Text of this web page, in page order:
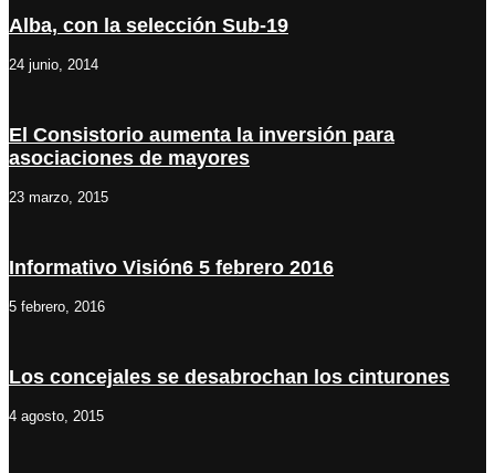
Alba, con la selección Sub-19
24 junio, 2014
El Consistorio aumenta la inversión para
asociaciones de mayores
23 marzo, 2015
Informativo Visión6 5 febrero 2016
5 febrero, 2016
Los concejales se desabrochan los cinturones
4 agosto, 2015